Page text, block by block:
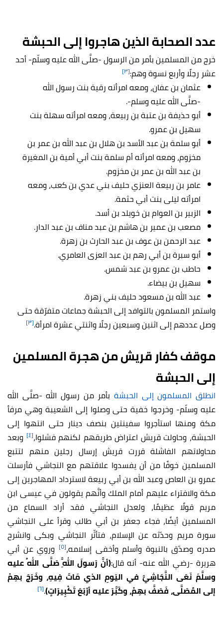
عدد الصحابة الذين هاجروا إلى الحبشة
خرج من المسلمين بأمر من الرسول -صلَّى الله عليه وسلّم- أحد
عشر رجلًا وأربع نسوة وهم:[٣]
عثمان بن عفان، ومعه امرأته رقية بنت رسول الله
-صلَّى الله عليه وسلم-.
أبو حذيفة بن عتبة بن ربيعة، ومعه امرأته سهلة بنت
سهيل بن عمرو.
أبو سلمة بن عبد الأسد بن هلال بن عبد الله بن عمر بن
مخزوم، ومعه امرأته أم سلمة بنت أبي أمية بن المغيرة
بن عبد الله بن عمر بن مخزوم.
عامر بن ربيعة العنزي حليف بني عدي بن كعب، ومعه
امرأته ليلى بنت أبي حثمة.
الزبير بن العوام بن خويلد بن أسد.
مصعب بن عمير بن هاشم بن عبد مناف بن عبد الدار.
عبد الرحمن بن عوفبن عبد الحارث بن زهرة.
أبو سبرة بن أبي رهم بن عبد العزى العامري.
حاطب بن عمرو بن عبد شمس.
سهيل بن بيضاء.
عبد الله بن مسعود حليف بني زهرة.
واستمر المسلمون بالتوافد إلى الحبشة جماعات متفرّقة حتى
وصل عددهم إلى اثنين وسبعين رجلًا واثنتي عشرة امرأة.[٣]
موقف كفار قريش من هجرة المسلمين
إلى الحبشة
انطلق المسلمون إلى الحبشة بأمر من رسول الله -صلَّى الله
عليه وسلّم- وخرجوا خفية حتى وصلوا إلى الشعيبة وهي مرفأ
مكة ومنها استأجروا سفينتين بنصف دينار حتى انتهوا إلى
الحبشة، وحاولت قريش اعتراض طريقهم لكنهم فشلوا،[٤]
وبعد
محاولاتهم الفاشلة قررت قريش إرسال رجلين منهم لتتبع
المسلمين خوفًا من أن يفسدوا علاقتهم مع النجاشي فأرسلت
عمرو بن العاص وعبد الله بن أبي ربيعة لاسترداد المهاجرين إلى
مكة والافتراء عليهم أمام الملك وأنَّهم يقولون في عيسى ابن
مريم قولًا عظيمًا، ولعدل النجاشي فقد أراد السماع من
المسلمين أيضًا، فجاء جعفر بن أبي طالب وقرأ على النجاشي
سورة مريم وحدّثه عن الإسلام، فتأثّر النجاشي وبكى وانشرح
صدره وصدّق بالنبوة وأسلم وأخفى إسلامه،[٥]
وروي عن أبي
هريرة -رضي الله عنه- أنه قال:(أنَّ رَسولَ اللَّهِ صَلَّى اللهُ عليه
وسلَّمَ نَعَى النَّجَاشِيَّ في اليَومِ الذي مَاتَ فِيهِ، وخَرَجَ بهِمْ
إلى المُصَلَّى، فَصَفَّ بهِمْ، وكَبَّرَ عليه أرْبَعَ تَكْبِيرَاتٍ).[٦]